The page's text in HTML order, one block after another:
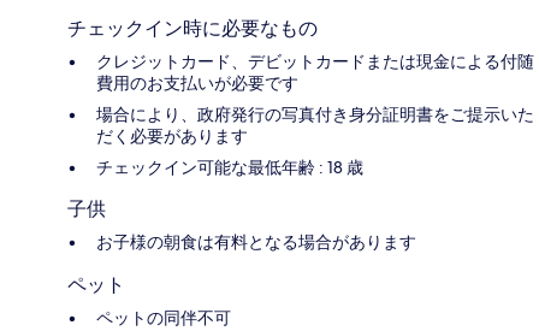
チェックイン時に必要なもの
クレジットカード、デビットカードまたは現金による付随
費用のお支払いが必要です
場合により、政府発行の写真付き身分証明書をご提示いた
だく必要があります
チェックイン可能な最低年齢 : 18 歳
子供
お子様の朝食は有料となる場合があります
ペット
ペットの同伴不可